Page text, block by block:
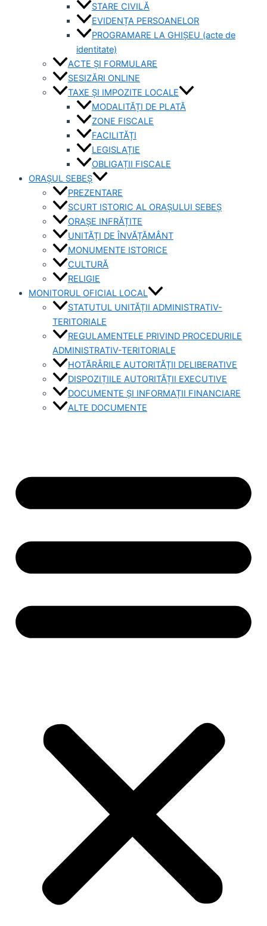
STARE CIVILĂ
EVIDENȚA PERSOANELOR
PROGRAMARE LA GHIȘEU (acte de
identitate)
ACTE ȘI FORMULARE
SESIZĂRI ONLINE
TAXE ȘI IMPOZITE LOCALE
MODALITĂȚI DE PLATĂ
ZONE FISCALE
FACILITĂȚI
LEGISLAȚIE
OBLIGAȚII FISCALE
ORAȘUL SEBEȘ
PREZENTARE
SCURT ISTORIC AL ORAȘULUI SEBEȘ
ORAȘE INFRĂȚITE
UNITĂȚI DE ÎNVĂȚĂMÂNT
MONUMENTE ISTORICE
CULTURĂ
RELIGIE
MONITORUL OFICIAL LOCAL
STATUTUL UNITĂȚII ADMINISTRATIV-
TERITORIALE
REGULAMENTELE PRIVIND PROCEDURILE
ADMINISTRATIV-TERITORIALE
HOTĂRÂRILE AUTORITĂȚII DELIBERATIVE
DISPOZIȚIILE AUTORITĂȚII EXECUTIVE
DOCUMENTE ȘI INFORMAȚII FINANCIARE
ALTE DOCUMENTE